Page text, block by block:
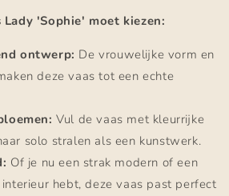
Lady 'Sophie' moet kiezen:
ontwerp: De vrouwelijke vorm en
deze vaas tot een echte
Vul de vaas met kleurrijke
solo stralen als een kunstwerk.
Of je nu een strak modern of een
hebt, deze vaas past perfect